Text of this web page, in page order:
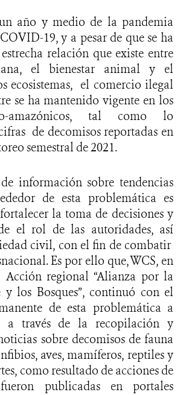
año y medio de la pandemia
19, y a pesar de que se ha
relación que existe entre
el bienestar animal y el
ecosistemas, el comercio ilegal
se ha mantenido vigente en los
amazónicos, tal como lo
de decomisos reportadas en
semestral de 2021.
información sobre tendencias
de esta problemática es
la toma de decisiones y
el rol de las autoridades, así
civil, con el fin de combatir
Es por ello que, WCS, en
regional “Alianza por la
y los Bosques”, continuó con el
de esta problemática a
a través de la recopilación y
sobre decomisos de fauna
aves, mamíferos, reptiles y
como resultado de acciones de
publicadas en portales